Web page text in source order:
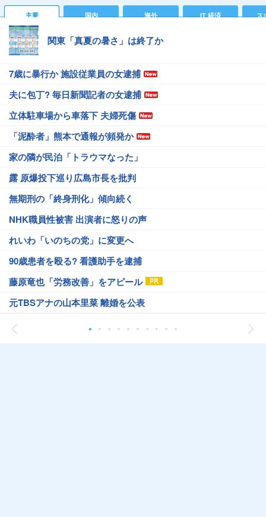
主要 国内 海外 IT 経済 ス
関東「真夏の暑さ」は終了か
7歳に暴行か 施設従業員の女逮捕
夫に包丁? 毎日新聞記者の女逮捕
立体駐車場から車落下 夫婦死傷
「泥酔者」熊本で通報が頻発か
家の隣が民泊「トラウマなった」
露 原爆投下巡り広島市長を批判
無期刑の「終身刑化」傾向続く
NHK職員性被害 出演者に怒りの声
れいわ「いのちの党」に変更へ
90歳患者を殴る? 看護助手を逮捕
藤原竜也「労務改善」をアピール
元TBSアナの山本里菜 離婚を公表